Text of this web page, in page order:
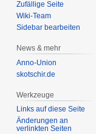
Zufällige Seite
Wiki-Team
Sidebar bearbeiten
News & mehr
Anno-Union
skotschir.de
Werkzeuge
Links auf diese Seite
Änderungen an
verlinkten Seiten